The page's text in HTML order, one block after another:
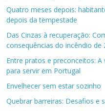
Quatro meses depois:
depois da tempestade
Das Cinzas à recuperação:
consequências do incêndio de
Entre pratos e preconceitos:
para servir em Portugal
Envelhecer sem estar sozinho
Quebrar barreiras: Desafios e